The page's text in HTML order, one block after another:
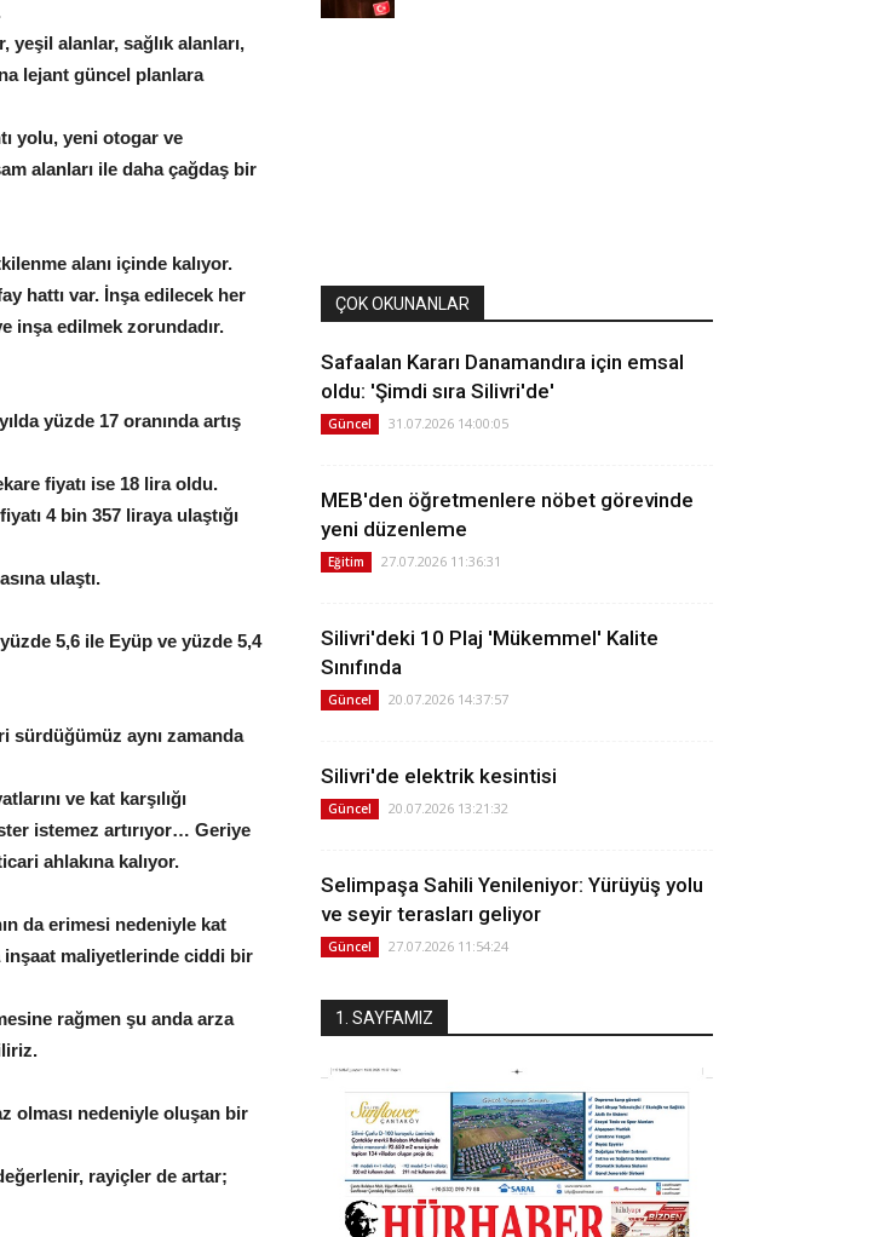
yeşil alanlar, sağlık alanları,
lejant güncel planlara
yolu, yeni otogar ve
alanları ile daha çağdaş bir
alanı içinde kalıyor.
hattı var. İnşa edilecek her
inşa edilmek zorundadır.
yüzde 17 oranında artış
fiyatı ise 18 lira oldu.
4 bin 357 liraya ulaştığı
ulaştı.
5,6 ile Eyüp ve yüzde 5,4
sürdüğümüz aynı zamanda
ve kat karşılığı
istemez artırıyor… Geriye
ahlakına kalıyor.
da erimesi nedeniyle kat
inşaat maliyetlerinde ciddi bir
rağmen şu anda arza
olması nedeniyle oluşan bir
rayiçler de artar;
ÇOK OKUNANLAR
Safaalan Kararı Danamandıra için emsal
oldu: 'Şimdi sıra Silivri'de'
Güncel 31.07.2026 14:00:05
MEB'den öğretmenlere nöbet görevinde
yeni düzenleme
Eğitim 27.07.2026 11:36:31
Silivri'deki 10 Plaj 'Mükemmel' Kalite
Sınıfında
Güncel 20.07.2026 14:37:57
Silivri'de elektrik kesintisi
Güncel 20.07.2026 13:21:32
Selimpaşa Sahili Yenileniyor: Yürüyüş yolu
ve seyir terasları geliyor
Güncel 27.07.2026 11:54:24
1. SAYFAMIZ